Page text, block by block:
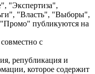
"Экспертиза",
"Власть", "Выборы",
публикуются на
с
републикация и
которое содержит